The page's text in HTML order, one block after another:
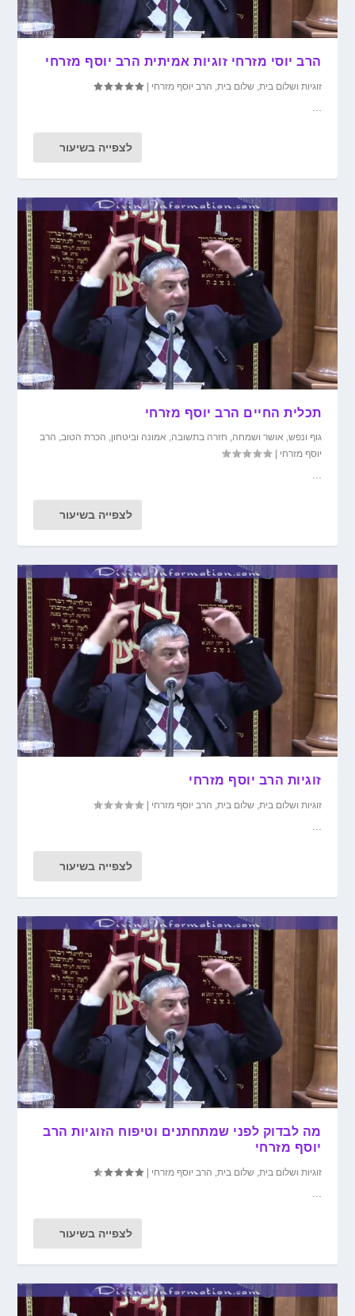
הרב יוסי מזרחי זוגיות אמיתית הרב יוסף מזרחי
זוגיות ושלום בית,שלום בית, הרב יוסף מזרחי |
...
לצפייה בשיעור
תכלית החיים הרב יוסף מזרחי
גוף ונפש, אושר ושמחה, חזרה בתשובה, אמונה וביטחון, הכרת הטוב, הרב
יוסף מזרחי
|
לצפייה בשיעור
זוגיות הרב יוסף מזרחי
זוגיות ושלום בית,שלום בית, הרב יוסף מזרחי |
לצפייה בשיעור
מה לבדוק לפני שמתחתנים וטיפוח הזוגיות הרב
יוסף מזרחי
זוגיות ושלום בית ,שלום בית הרב יוסף מזרחי |
לצפייה בשיעור